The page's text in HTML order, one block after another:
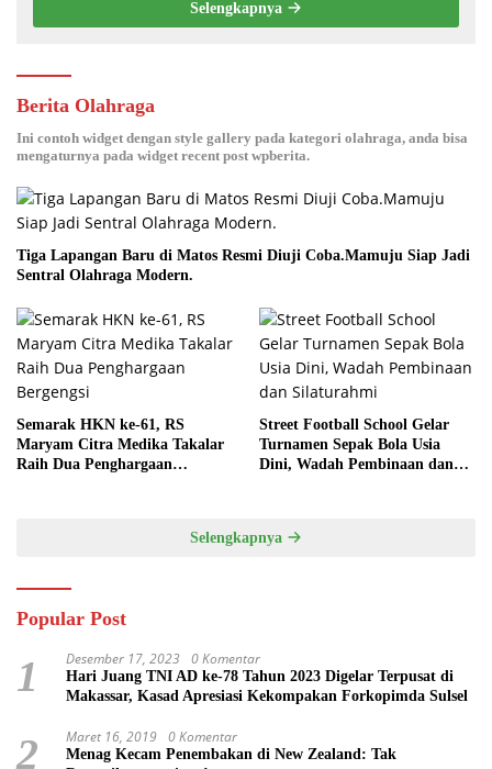
Selengkapnya
Berita Olahraga
Ini contoh widget dengan style gallery pada kategori olahraga, anda bisa
mengaturnya pada widget recent post wpberita.
Tiga Lapangan Baru di Matos Resmi Diuji Coba.Mamuju Siap Jadi
Sentral Olahraga Modern.
Semarak HKN ke-61, RS
Maryam Citra Medika Takalar
Raih Dua Penghargaan
Street Football School Gelar
Turnamen Sepak Bola Usia
Dini, Wadah Pembinaan dan
Selengkapnya
Popular Post
1 Desember 17, 2023 0 Komentar
Hari Juang TNI AD ke-78 Tahun 2023 Digelar Terpusat di
Makassar, Kasad Apresiasi Kekompakan Forkopimda Sulsel
2 Maret 16, 2019 0 Komentar
Menag Kecam Penembakan di New Zealand: Tak